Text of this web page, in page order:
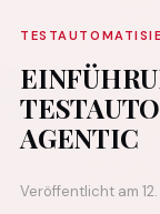
AGENTIC
Veröffentlicht am